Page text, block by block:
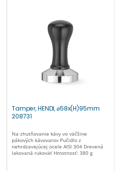
Tamper, HENDI, ⌀58x(H)95mm
208731
Na zhutňovanie kávy vo väčšine
pákových kávovarov Pučidlo z
nehrdzavejúcej ocele AISI 304 Drevená
lakovaná rukoväť Hmotnosť: 380 g